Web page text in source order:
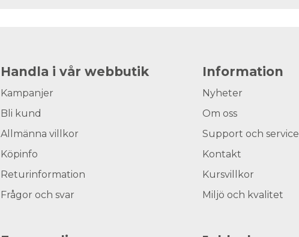
Handla i vår webbutik
Kampanjer
Bli kund
Allmänna villkor
Köpinfo
Returinformation
Frågor och svar
Information
Nyheter
Om oss
Support och service
Kontakt
Kursvillkor
Miljö och kvalitet